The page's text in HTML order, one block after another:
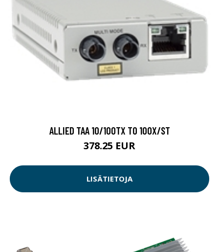
ALLIED TAA 10/100TX TO 100X/ST
378.25 EUR
LISÄTIETOJA